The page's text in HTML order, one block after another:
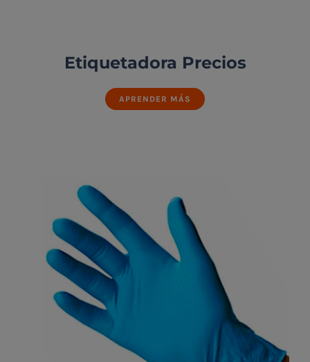
Etiquetadora Precios
Etiquetadora Precios
APRENDER MÁS